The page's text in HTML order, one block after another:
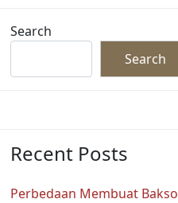
Search
Search
Recent Posts
Perbedaan Membuat Bakso